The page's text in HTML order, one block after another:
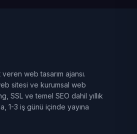
web tasarım ajansı.
sitesi ve kurumsal web
SSL ve temel SEO dahil yıllık
1-3 iş günü içinde yayına